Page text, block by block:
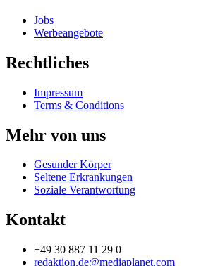
Jobs
Werbeangebote
Rechtliches
Impressum
Terms & Conditions
Mehr von uns
Gesunder Körper
Seltene Erkrankungen
Soziale Verantwortung
Kontakt
+49 30 887 11 29 0
redaktion.de@mediaplanet.com